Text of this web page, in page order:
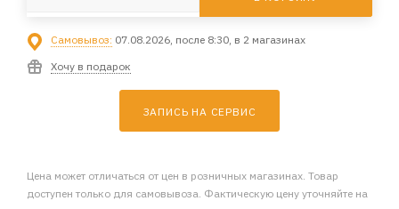
Самовывоз: 07.08.2026, после 8:30, в 2 магазинах
Хочу в подарок
ЗАПИСЬ НА СЕРВИС
Цена может отличаться от цен в розничных магазинах. Товар
доступен только для самовывоза. Фактическую цену уточняйте на